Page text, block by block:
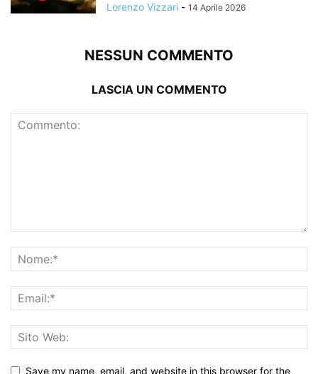
Lorenzo Vizzari - 14 Aprile 2026
NESSUN COMMENTO
LASCIA UN COMMENTO
Save my name, email, and website in this browser for the